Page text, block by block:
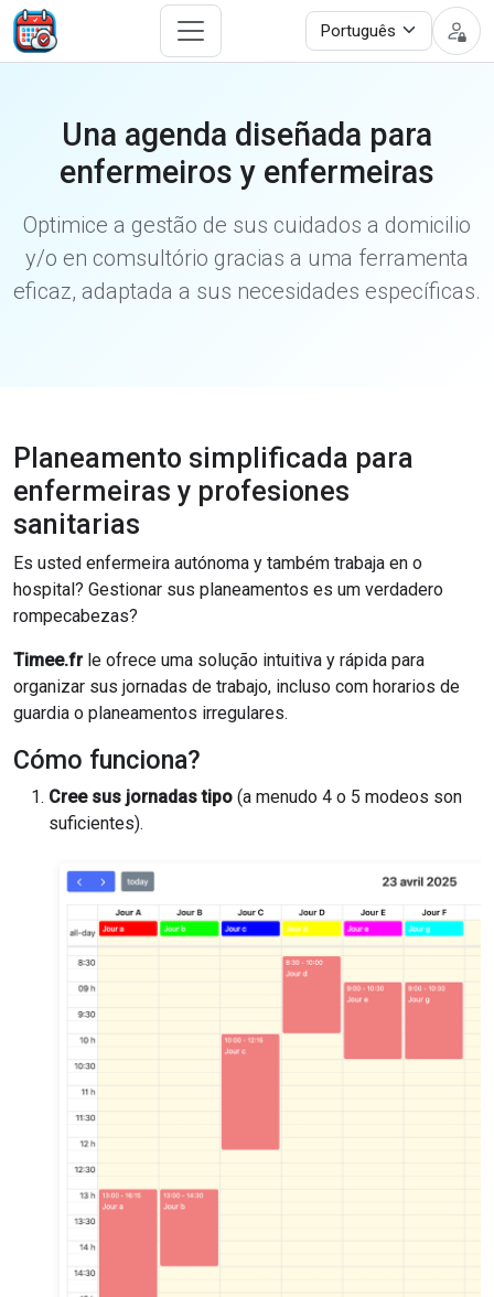
Una agenda diseñada para
enfermeiros y enfermeiras
Optimice a gestão de sus cuidados a domicilio
y/o en comsultório gracias a uma ferramenta
eficaz, adaptada a sus necesidades específicas.
Planeamento simplificada para
enfermeiras y profesiones
sanitarias
Es usted enfermeira autónoma y também trabaja en o
hospital? Gestionar sus planeamentos es um verdadero
rompecabezas?
Timee.frle ofrece uma solução intuitiva y rápida para
organizar sus jornadas de trabajo, incluso com horarios de
guardia o planeamentos irregulares.
Cómo funciona?
Cree sus jornadas tipo (a menudo 4 o 5 modeos son
suficientes).